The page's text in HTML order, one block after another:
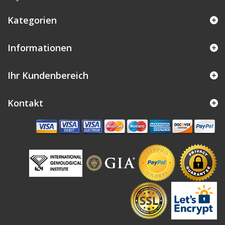
Kategorien
Informationen
Ihr Kundenbereich
Kontakt